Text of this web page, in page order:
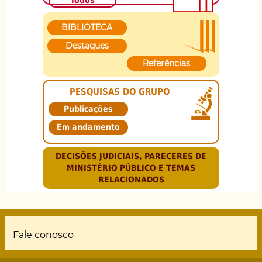
BIBLIOTECA
Destaques
Referências
PESQUISAS DO GRUPO
Publicações
Em andamento
DECISÕES JUDICIAIS, PARECERES DE
MINISTÉRIO PÚBLICO E TEMAS
RELACIONADOS
Rodapé
Fale conosco